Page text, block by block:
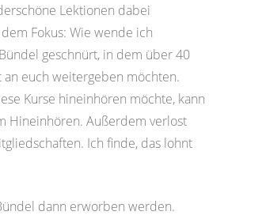
Lektionen dabei
Fokus: Wie wende ich
geschnürt, in dem über 40
euch weitergeben möchten.
Kurse hineinhören möchte, kann
Hineinhören. Außerdem verlost
Ich finde, das lohnt
dann erworben werden.